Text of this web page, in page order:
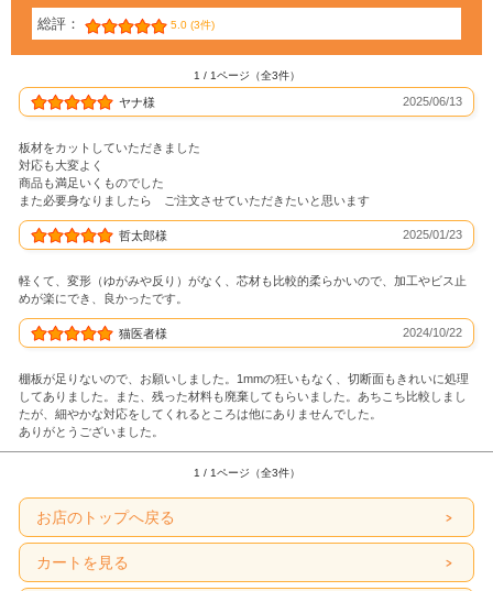
総評： 5.0 (3件)
1 / 1ページ（全3件）
ヤナ様 2025/06/13
板材をカットしていただきました
対応も大変よく
商品も満足いくものでした
また必要身なりましたら ご注文させていただきたいと思います
哲太郎様 2025/01/23
軽くて、変形（ゆがみや反り）がなく、芯材も比較的柔らかいので、加工やビス止
めが楽にでき、良かったです。
猫医者様 2024/10/22
棚板が足りないので、お願いしました。1mmの狂いもなく、切断面もきれいに処理
してありました。また、残った材料も廃棄してもらいました。あちこち比較しまし
たが、細やかな対応をしてくれるところは他にありませんでした。
ありがとうございました。
1 / 1ページ（全3件）
お店のトップへ戻る
カートを見る